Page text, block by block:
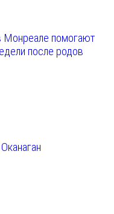
Монреале помогают
после родов